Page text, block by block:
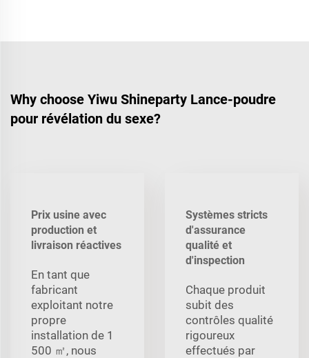
Why choose Yiwu Shineparty Lance-poudre
pour révélation du sexe?
Prix usine avec
production et
livraison réactives
En tant que
fabricant
exploitant notre
propre
installation de 1
500 ㎡, nous
Systèmes stricts
d'assurance
qualité et
d'inspection
Chaque produit
subit des
contrôles qualité
rigoureux
effectués par